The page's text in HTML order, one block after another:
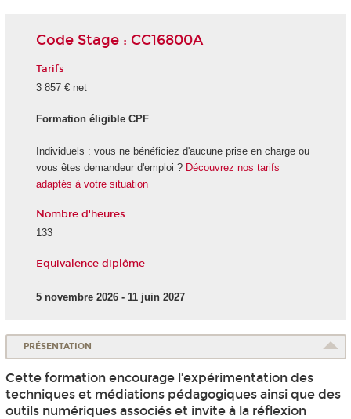
Code Stage : CC16800A
Tarifs
3 857 € net
Formation éligible CPF
Individuels : vous ne bénéficiez d'aucune prise en charge ou
vous êtes demandeur d'emploi ? Découvrez nos tarifs
adaptés à votre situation
Nombre d'heures
133
Equivalence diplôme
5 novembre 2026 - 11 juin 2027
PRÉSENTATION
Cette formation encourage l’expérimentation des
techniques et médiations pédagogiques ainsi que des
outils numériques associés et invite à la réflexion